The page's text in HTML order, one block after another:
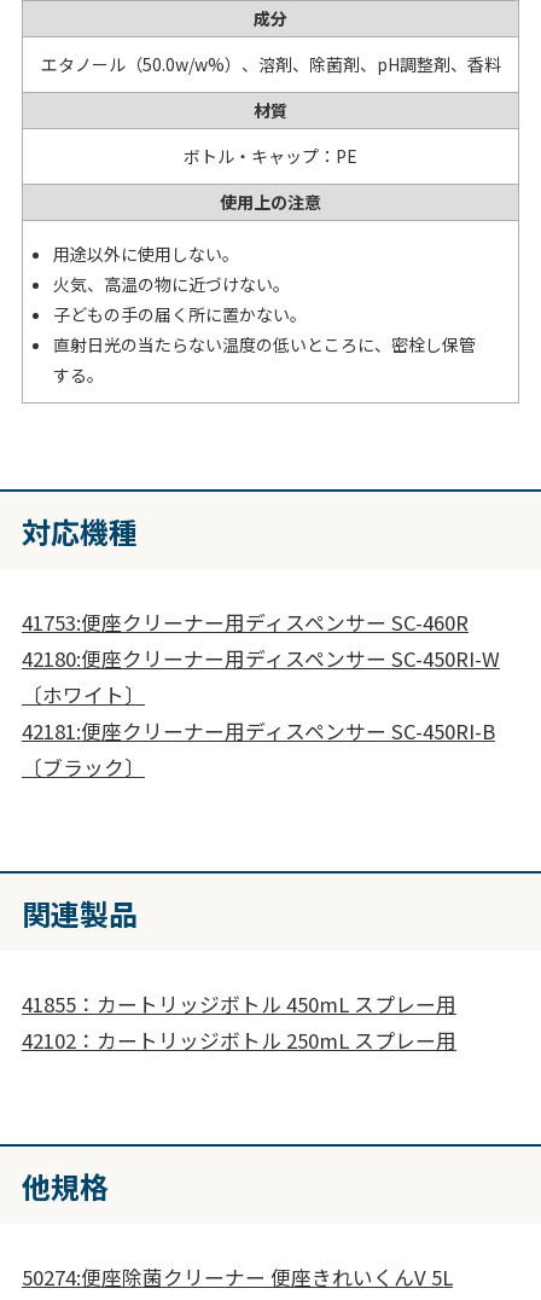
成分
エタノール（50.0w/w%）、溶剤、除菌剤、pH調整剤、香料
材質
ボトル・キャップ：PE
使用上の注意
用途以外に使用しない。
火気、高温の物に近づけない。
子どもの手の届く所に置かない。
直射日光の当たらない温度の低いところに、密栓し保管
する。
対応機種
41753:便座クリーナー用ディスペンサー SC-460R
42180:便座クリーナー用ディスペンサー SC-450RI-W
〔ホワイト〕
42181:便座クリーナー用ディスペンサー SC-450RI-B
〔ブラック〕
関連製品
41855：カートリッジボトル 450mL スプレー用
42102：カートリッジボトル 250mL スプレー用
他規格
50274:便座除菌クリーナー 便座きれいくんV 5L